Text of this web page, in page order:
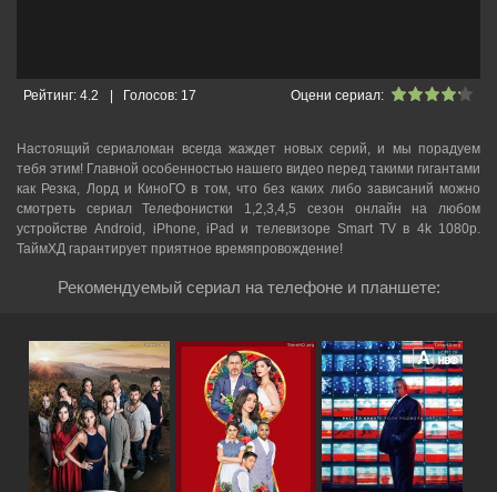
Оцени сериал:
Рейтинг: 4.2 Голосов: 17
Настоящий сериаломан всегда жаждет новых серий, и мы порадуем
тебя этим! Главной особенностью нашего видео перед такими гигантами
как Резка, Лорд и КиноГО в том, что без каких либо зависаний можно
смотреть cериал Телефонистки 1,2,3,4,5 сезон онлайн на любом
устройстве Android, iPhone, iPad и телевизоре Smart TV в 4k 1080p.
ТаймХД гарантирует приятное времяпровождение!
Рекомендуемый сериал на телефоне и планшете: